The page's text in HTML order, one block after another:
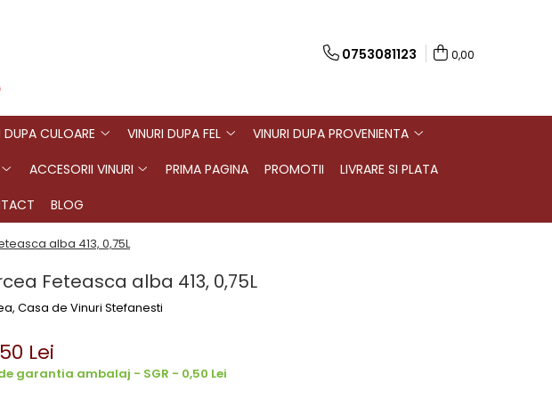
0753081123 0,00
DUPA CULOARE VINURI DUPA FEL
VINURI DUPA PROVENIENTA
ACCESORII VINURI PRIMA PAGINA PROMOTII
LIVRARE SI PLATA
BLOG
alba 413, 0,75L
Feteasca alba 413, 0,75L
Casa de Vinuri Stefanesti
Lei
garantia ambalaj - SGR - 0,50 Lei